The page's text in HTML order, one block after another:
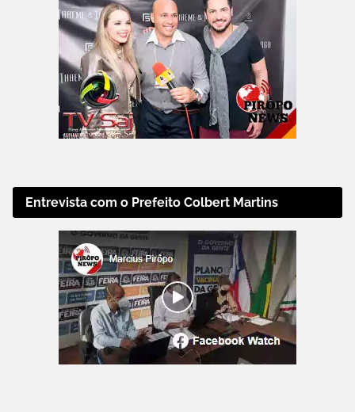
Entrevista com o Prefeito Colbert Martins